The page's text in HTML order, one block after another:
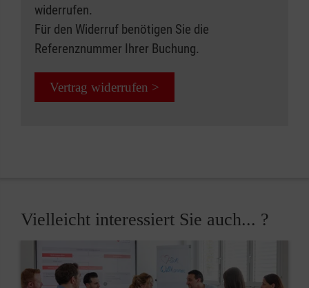
widerrufen.
Für den Widerruf benötigen Sie die
Referenznummer Ihrer Buchung.
Vertrag widerrufen >
Vielleicht interessiert Sie auch... ?